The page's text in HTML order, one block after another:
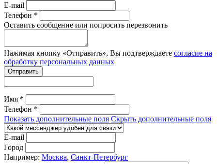
E-mail
Телефон *
Оставить сообщение или попросить перезвонить
Нажимая кнопку «Отправить», Вы подтверждаете согласие на
обработку персональных данных
Отправить
Имя *
Телефон *
Показать дополнительные поля Скрыть дополнительные поля
E-mail
Город
Например: Москва, Санкт-Петербург